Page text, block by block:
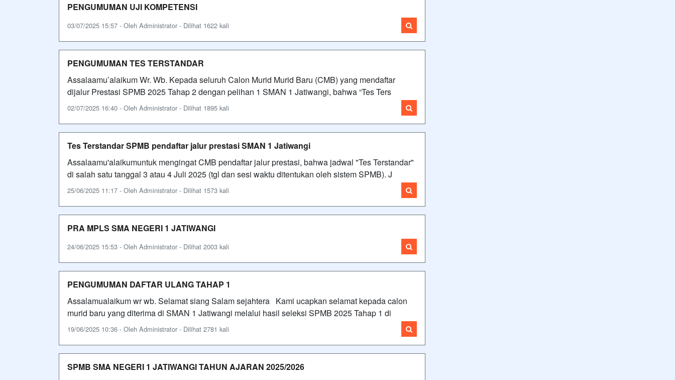
PENGUMUMAN UJI KOMPETENSI
03/07/2025 15:57 - Oleh Administrator - Dilihat 1622 kali
PENGUMUMAN TES TERSTANDAR
Assalaamu’alaikum Wr. Wb. Kepada seluruh Calon Murid Murid Baru (CMB) yang mendaftar
dijalur Prestasi SPMB 2025 Tahap 2 dengan pelihan 1 SMAN 1 Jatiwangi, bahwa “Tes Ters
02/07/2025 16:40 - Oleh Administrator - Dilihat 1895 kali
Tes Terstandar SPMB pendaftar jalur prestasi SMAN 1 Jatiwangi
Assalaamu'alaikumuntuk mengingat CMB pendaftar jalur prestasi, bahwa jadwal "Tes Terstandar"
di salah satu tanggal 3 atau 4 Juli 2025 (tgl dan sesi waktu ditentukan oleh sistem SPMB). J
25/06/2025 11:17 - Oleh Administrator - Dilihat 1573 kali
PRA MPLS SMA NEGERI 1 JATIWANGI
24/06/2025 15:53 - Oleh Administrator - Dilihat 2003 kali
PENGUMUMAN DAFTAR ULANG TAHAP 1
Assalamualaikum wr wb. Selamat siang Salam sejahtera Kami ucapkan selamat kepada calon
murid baru yang diterima di SMAN 1 Jatiwangi melalui hasil seleksi SPMB 2025 Tahap 1 di
19/06/2025 10:36 - Oleh Administrator - Dilihat 2781 kali
SPMB SMA NEGERI 1 JATIWANGI TAHUN AJARAN 2025/2026